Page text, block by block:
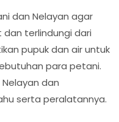
dan Nelayan agar
terlindungi dari
pupuk dan air untuk
para petani.
dan
serta peralatannya.